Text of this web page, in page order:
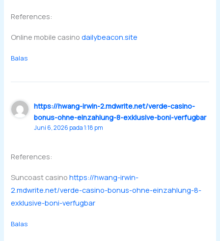
References:
Online mobile casinodailybeacon.site
Balas
https://hwang-irwin-2.mdwrite.net/verde-casino-
bonus-ohne-einzahlung-8-exklusive-boni-verfugbar
Juni 6, 2026 pada 1:18 pm
References:
Suncoast casinohttps://hwang-irwin-
2.mdwrite.net/verde-casino-bonus-ohne-einzahlung-8-
exklusive-boni-verfugbar
Balas